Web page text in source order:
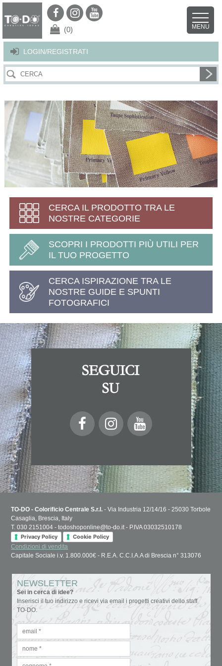
Per offrirti il miglior servizio possibile questo sito utilizza i cookies.
Continuando la navigazione nel sito autorizzi l’uso dei cookies. Per ulteriori
LOGIN/REGISTRATI
(0) MENU
CERCA IL PRODOTTO TRA LE
NOSTRE CATEGORIE
SCOPRI I PRODOTTI PIÙ UTILI PER
IL TUO PROGETTO
CERCA ISPIRAZIONE TRA LE
NOSTRE GUIDE E SPUNTI
FOTOGRAFICI
TO-DO - Colorificio Centrale S.r.l. - Via Industria 12/14/16 - 25030 Torbole
Casaglia, Brescia, Italy
T. 030 2151004 - todoshoponline@to-do.it - P.IVA 03032510178
Privacy Policy
Cookie Policy
Condizioni di vendita
Capitale Sociale i.v. 1.800.000€ - R.E.A. C.C.I.A.A di Brescia n° 313076
NEWSLETTER
Sei in cerca di idee?
Inserisci il tuo indirizzo e ricevi via email i progetti creativi dello staff
TO-DO.